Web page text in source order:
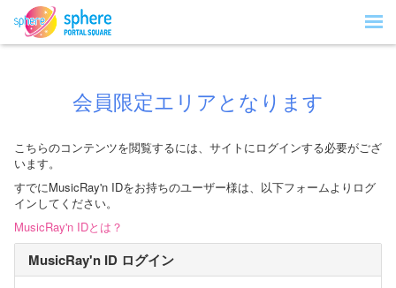
会員限定エリアとなります
こちらのコンテンツを閲覧するには、サイトにログインする必要がござ
います。
すでにMusicRay'n IDをお持ちのユーザー様は、以下フォームよりログ
インしてください。
MusicRay'n IDとは？
MusicRay'n ID ログイン